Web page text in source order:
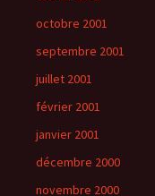
octobre 2001
septembre 2001
juillet 2001
février 2001
janvier 2001
décembre 2000
novembre 2000